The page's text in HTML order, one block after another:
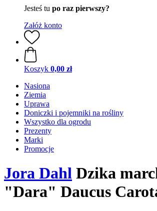
Jesteś tu po raz pierwszy?
Załóż konto
Koszyk 0,00 zł
Nasiona
Ziemia
Uprawa
Doniczki i pojemniki na rośliny
Wszystko dla ogrodu
Prezenty
Marki
Promocje
Jora Dahl Dzika
"Dara" Daucus